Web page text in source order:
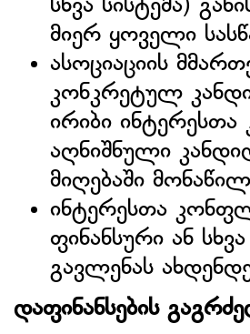
სხვა სისტემა)
მიერ ყოველი
ასოციაციის
კონკრეტულ
ირიბი
აღნიშნული
მიღებაში
ინტერესთა
ფინანსური ან
გავლენას
დაფინანსების